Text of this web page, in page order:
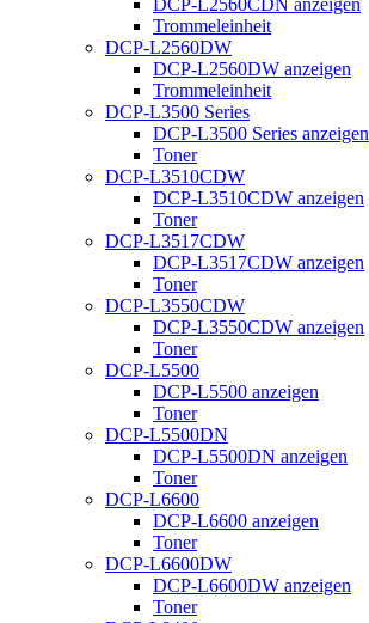
Trommeleinheit
DCP-L2560DW
DCP-L2560DW anzeigen
Trommeleinheit
DCP-L3500 Series
DCP-L3500 Series anzeigen
Toner
DCP-L3510CDW
DCP-L3510CDW anzeigen
Toner
DCP-L3517CDW
DCP-L3517CDW anzeigen
Toner
DCP-L3550CDW
DCP-L3550CDW anzeigen
Toner
DCP-L5500
DCP-L5500 anzeigen
Toner
DCP-L5500DN
DCP-L5500DN anzeigen
Toner
DCP-L6600
DCP-L6600 anzeigen
Toner
DCP-L6600DW
DCP-L6600DW anzeigen
Toner